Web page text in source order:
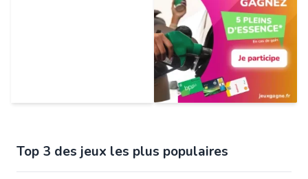
Top 3 des jeux les plus populaires